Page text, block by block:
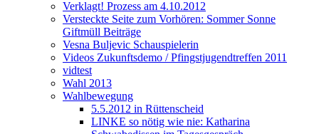
Verklagt! Prozess am 4.10.2012
Versteckte Seite zum Vorhören: Sommer Sonne
Giftmüll Beiträge
Vesna Buljevic Schauspielerin
Videos Zukunftsdemo / Pfingstjugendtreffen 2011
vidtest
Wahl 2013
Wahlbewegung
5.5.2012 in Rüttenscheid
LINKE so nötig wie nie: Katharina